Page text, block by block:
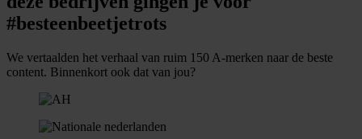
#besteenbeetjetrots
We vertaalden het verhaal van ruim 150 A-merken naar de beste
content. Binnenkort ook dat van jou?